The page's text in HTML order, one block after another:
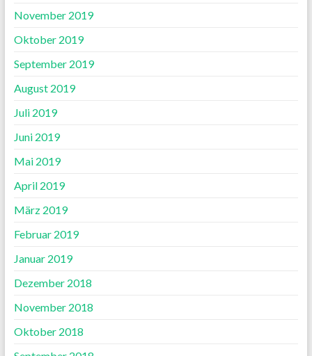
November 2019
Oktober 2019
September 2019
August 2019
Juli 2019
Juni 2019
Mai 2019
April 2019
März 2019
Februar 2019
Januar 2019
Dezember 2018
November 2018
Oktober 2018